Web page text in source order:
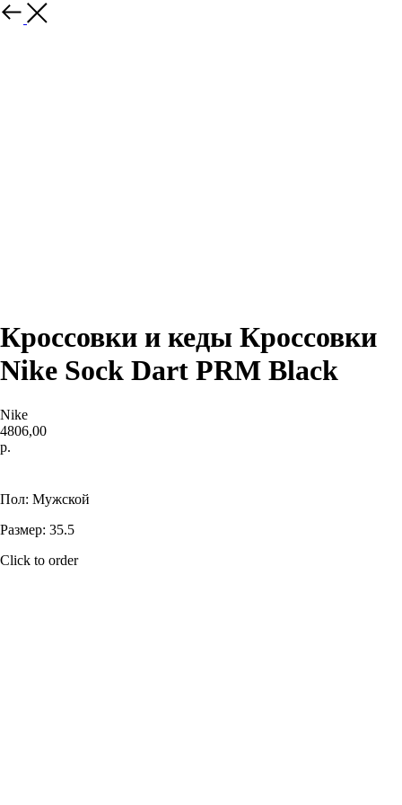
Назад
Кроссовки и кеды Кроссовки
Nike Sock Dart PRM Black
Nike
4806,00
р.
Пол: Мужской
Размер: 35.5
Click to order